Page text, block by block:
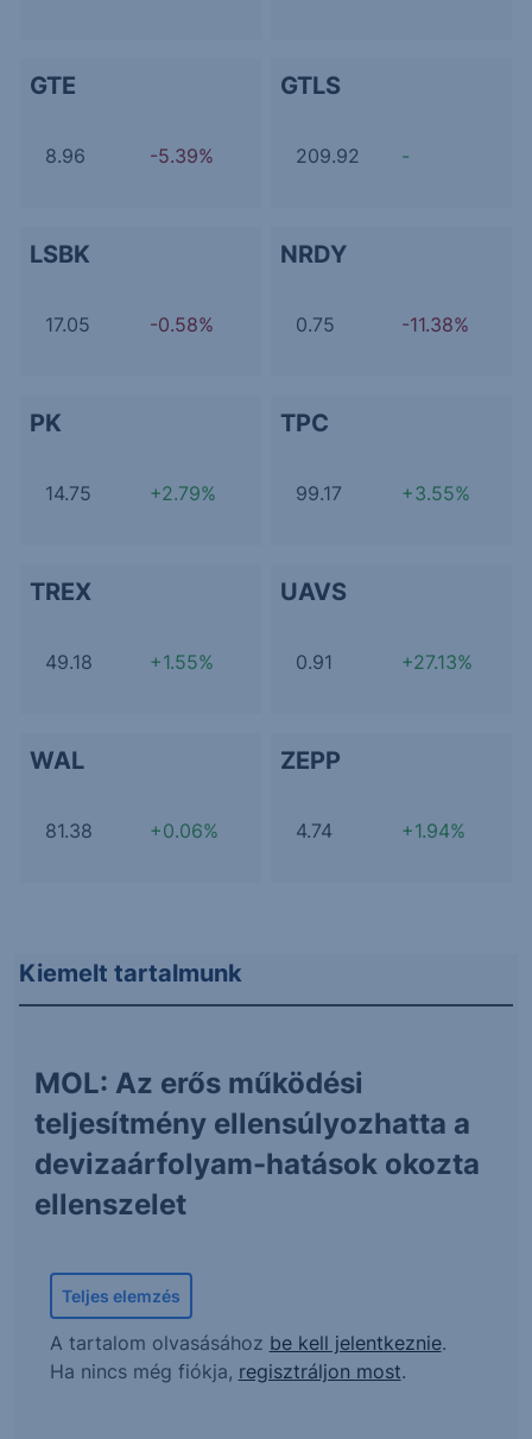
GTE
8.96 -5.39%
GTLS
209.92 -
LSBK
17.05 -0.58%
NRDY
0.75 -11.38%
PK
14.75 +2.79%
TPC
99.17 +3.55%
TREX
49.18 +1.55%
UAVS
0.91 +27.13%
WAL
81.38 +0.06%
ZEPP
4.74 +1.94%
Kiemelt tartalmunk
MOL: Az erős működési
teljesítmény ellensúlyozhatta a
devizaárfolyam-hatások okozta
ellenszelet
Teljes elemzés
A tartalom olvasásához be kell jelentkeznie.
Ha nincs még fiókja, regisztráljon most.